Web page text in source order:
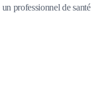
professionnel de santé